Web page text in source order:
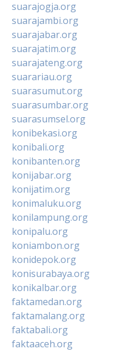
suarajogja.org
suarajambi.org
suarajabar.org
suarajatim.org
suarajateng.org
suarariau.org
suarasumut.org
suarasumbar.org
suarasumsel.org
konibekasi.org
konibali.org
konibanten.org
konijabar.org
konijatim.org
konimaluku.org
konilampung.org
konipalu.org
koniambon.org
konidepok.org
konisurabaya.org
konikalbar.org
faktamedan.org
faktamalang.org
faktabali.org
faktaaceh.org